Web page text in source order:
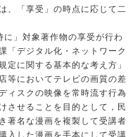
、「享受」の時点に応じて二
」対象著作物の享受が行わ
「デジタル化・ネットワーク
定に関する基本的な考え方」
等においてテレビの画質の差
ィスクの映像を常時流す行為
させることを目的として，民
著名な漫画を複製して受講者
入した漫画を手本にして受講